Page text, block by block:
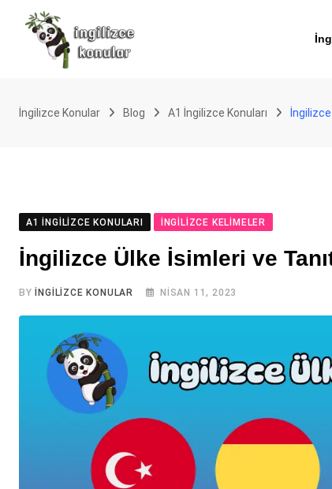
İngilizce Konular Blog A1 İngilizce Konuları
A1 İNGILIZCE KONULARI İNGILIZCE KELIMELER
İngilizce Ülke İsimleri ve
BY İNGILIZCE KONULAR NISAN 11, 2023